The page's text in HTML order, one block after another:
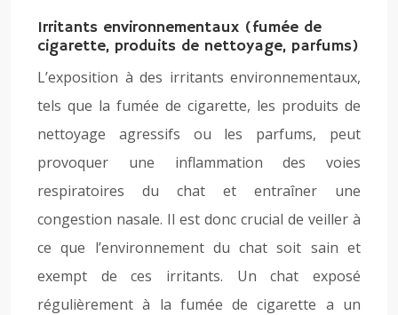
Irritants environnementaux (fumée de
cigarette, produits de nettoyage, parfums)
L’exposition à des irritants environnementaux,
tels que la fumée de cigarette, les produits de
nettoyage agressifs ou les parfums, peut
provoquer une inflammation des voies
respiratoires du chat et entraîner une
congestion nasale. Il est donc crucial de veiller à
ce que l’environnement du chat soit sain et
exempt de ces irritants. Un chat exposé
régulièrement à la fumée de cigarette a un